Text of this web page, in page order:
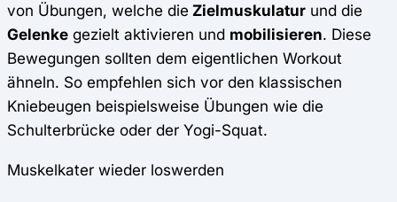
von Übungen, welche die Zielmuskulatur und die
Gelenke gezielt aktivieren und mobilisieren. Diese
Bewegungen sollten dem eigentlichen Workout
ähneln. So empfehlen sich vor den klassischen
Kniebeugen beispielsweise Übungen wie die
Schulterbrücke oder der Yogi-Squat.
Muskelkater wieder loswerden